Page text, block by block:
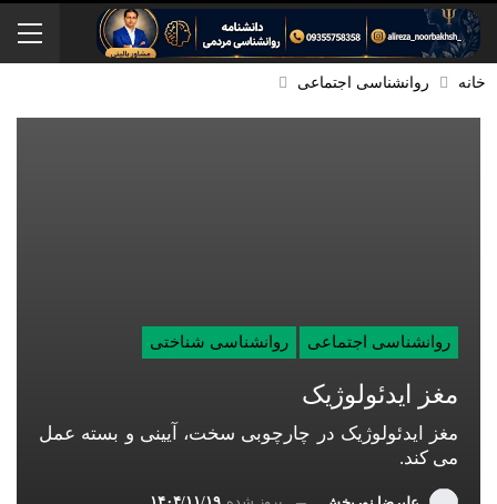
خانه روانشناسی اجتماعی
روانشناسی اجتماعی روانشناسی شناختی
مغز ایدئولوژیک
مغز ایدئولوژیک در چارچوبی سخت، آیینی و بسته عمل
می کند.